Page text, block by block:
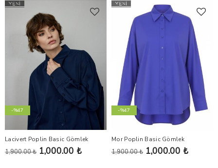
-%47
Lacivert Poplin Basic Gömlek
1,900.00 ₺ 1,000.00 ₺
-%47
Mor Poplin Basic Gömlek
1,900.00 ₺ 1,000.00 ₺